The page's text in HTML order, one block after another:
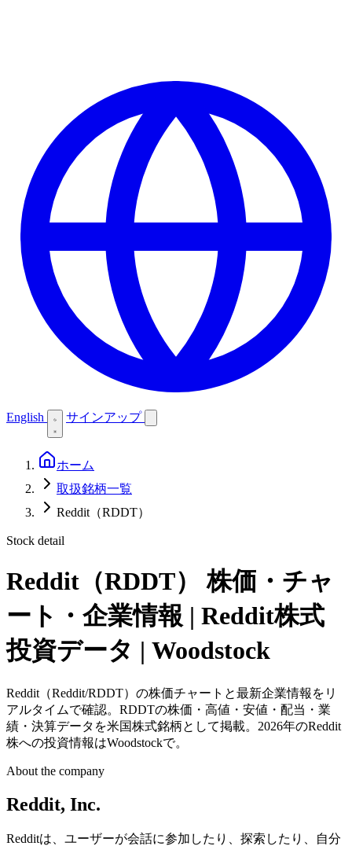
English サインアップ
ホーム
取扱銘柄一覧
Reddit（RDDT）
Stock detail
Reddit（RDDT）
株価・チャ
ート・企業情報 | Reddit株式
投資データ | Woodstock
Reddit（Reddit/RDDT）の株価チャートと最新企業情報をリ
アルタイムで確認。RDDTの株価・高値・安値・配当・業
績・決算データを米国株式銘柄として掲載。2026年のReddit
株への投資情報はWoodstockで。
About the company
Reddit, Inc.
Redditは、ユーザーが会話に参加したり、探索したり、自分